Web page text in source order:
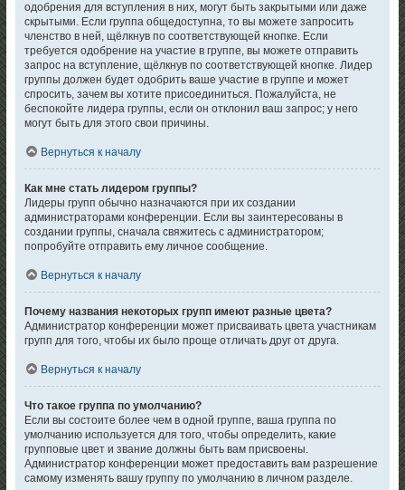
одобрения для вступления в них, могут быть закрытыми или даже
скрытыми. Если группа общедоступна, то вы можете запросить
членство в ней, щёлкнув по соответствующей кнопке. Если
требуется одобрение на участие в группе, вы можете отправить
запрос на вступление, щёлкнув по соответствующей кнопке. Лидер
группы должен будет одобрить ваше участие в группе и может
спросить, зачем вы хотите присоединиться. Пожалуйста, не
беспокойте лидера группы, если он отклонил ваш запрос; у него
могут быть для этого свои причины.
Вернуться к началу
Как мне стать лидером группы?
Лидеры групп обычно назначаются при их создании
администраторами конференции. Если вы заинтересованы в
создании группы, сначала свяжитесь с администратором;
попробуйте отправить ему личное сообщение.
Вернуться к началу
Почему названия некоторых групп имеют разные цвета?
Администратор конференции может присваивать цвета участникам
групп для того, чтобы их было проще отличать друг от друга.
Вернуться к началу
Что такое группа по умолчанию?
Если вы состоите более чем в одной группе, ваша группа по
умолчанию используется для того, чтобы определить, какие
групповые цвет и звание должны быть вам присвоены.
Администратор конференции может предоставить вам разрешение
самому изменять вашу группу по умолчанию в личном разделе.